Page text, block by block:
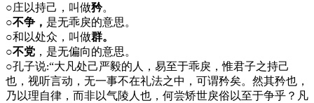
○庄以持己，叫做矜。
○不争， 是无乖戾的意思。
○和以处众，叫做群。
○不党 ，是无偏向的意思。
○孔子说:“大凡处己严毅的人，易至于乖戾，惟君子之持己
也，视听言动，无一事不在礼法之中，可谓矜矣。然其矜也，
乃以理自律，而非以气陵人也，何尝矫世戾俗以至于争乎？凡